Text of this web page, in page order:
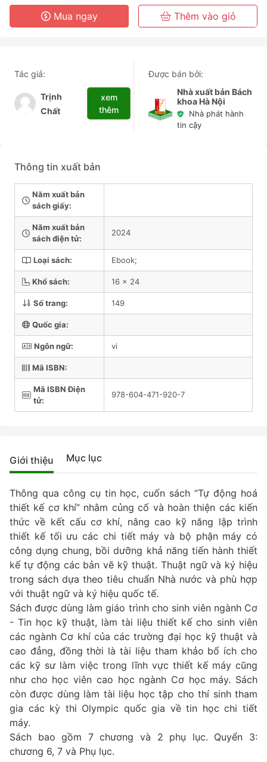
3 Năm
Mua ngay Thêm vào giỏ
Tác giả:
Trịnh
Chất
xem
thêm
Được bán bởi:
Nhà xuất bản Bách
khoa Hà Nội
Nhà phát hành
tin cậy
Thông tin xuất bản
Năm xuất bản
sách giấy:
Năm xuất bản
sách điện tử:
2024
Loại sách: Ebook;
Khổ sách: 16 x 24
Số trang: 149
Quốc gia:
Ngôn ngữ: vi
Mã ISBN:
Mã ISBN Điện
tử:
978-604-471-920-7
Giới thiệu Mục lục
Thông qua công cụ tin học, cuốn sách “Tự động hoá
thiết kế cơ khí” nhằm củng cố và hoàn thiện các kiến
thức về kết cấu cơ khí, nâng cao kỹ năng lập trình
thiết kế tối ưu các chi tiết máy và bộ phận máy có
công dụng chung, bồi dưỡng khả năng tiến hành thiết
kế tự động các bản vẽ kỹ thuật. Thuật ngữ và ký hiệu
trong sách dựa theo tiêu chuẩn Nhà nước và phù hợp
với thuật ngữ và ký hiệu quốc tế.
Sách được dùng làm giáo trình cho sinh viên ngành Cơ
- Tin học kỹ thuật, làm tài liệu thiết kế cho sinh viên
các ngành Cơ khí của các trường đại học kỹ thuật và
cao đẳng, đồng thời là tài liệu tham khảo bổ ích cho
các kỹ sư làm việc trong lĩnh vực thiết kế máy cũng
như cho học viên cao học ngành Cơ học máy. Sách
còn được dùng làm tài liệu học tập cho thí sinh tham
gia các kỳ thi Olympic quốc gia về tin học chi tiết
máy.
Sách bao gồm 7 chương và 2 phụ lục. Quyển 3:
chương 6, 7 và Phụ lục.